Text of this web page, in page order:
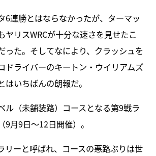
6連勝とはならなかったが、ターマッ
ヤリスWRCが十分な速さを見せたこ
った。そしてなにより、クラッシュを
ドライバーのキートン・ウイリアムズ
はいちばんの朗報だ。
ル（未舗装路）コースとなる第9戦ラ
9月9日～12日開催）。
リーと呼ばれ、コースの悪路ぶりは世